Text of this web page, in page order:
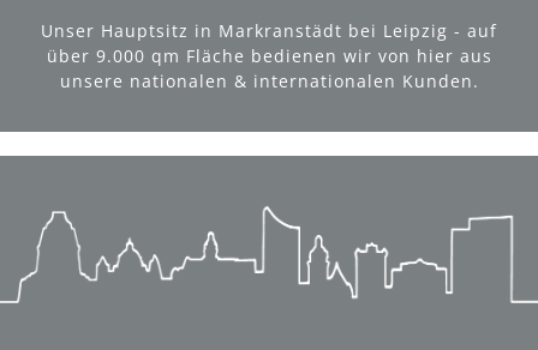
Unser Hauptsitz in Markranstädt bei Leipzig - auf
über 9.000 qm Fläche bedienen wir von hier aus
unsere nationalen & internationalen Kunden.